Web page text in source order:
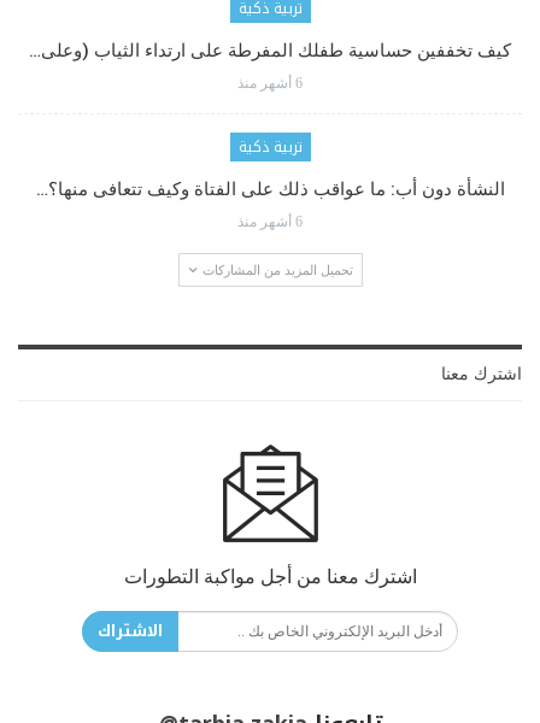
تربية ذكية
كيف تخففين حساسية طفلك المفرطة على ارتداء الثياب (وعلى…
6 أشهر منذ
تربية ذكية
النشأة دون أب: ما عواقب ذلك على الفتاة وكيف تتعافى منها؟…
6 أشهر منذ
تحميل المزيد من المشاركات
اشترك معنا
اشترك معنا من أجل مواكبة التطورات
الاشتراك